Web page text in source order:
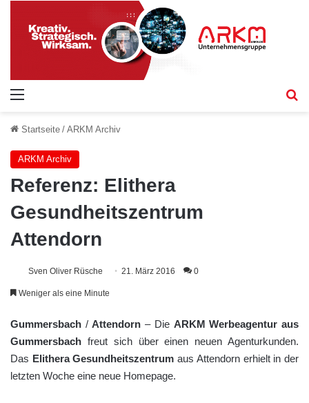
Startseite / ARKM Archiv
ARKM Archiv
Referenz: Elithera
Gesundheitszentrum
Attendorn
Sven Oliver Rüsche 21. März 2016 0
Weniger als eine Minute
Gummersbach /Attendorn – Die ARKM Werbeagentur aus
Gummersbach freut sich über einen neuen Agenturkunden.
Das Elithera Gesundheitszentrum aus Attendorn erhielt in der
letzten Woche eine neue Homepage.